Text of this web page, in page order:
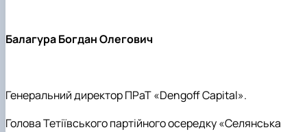
Балагура Богдан Олегович
Генеральний директор ПРаТ «Dengoff Capital».
Голова Тетіївського партійного осередку «Селянська